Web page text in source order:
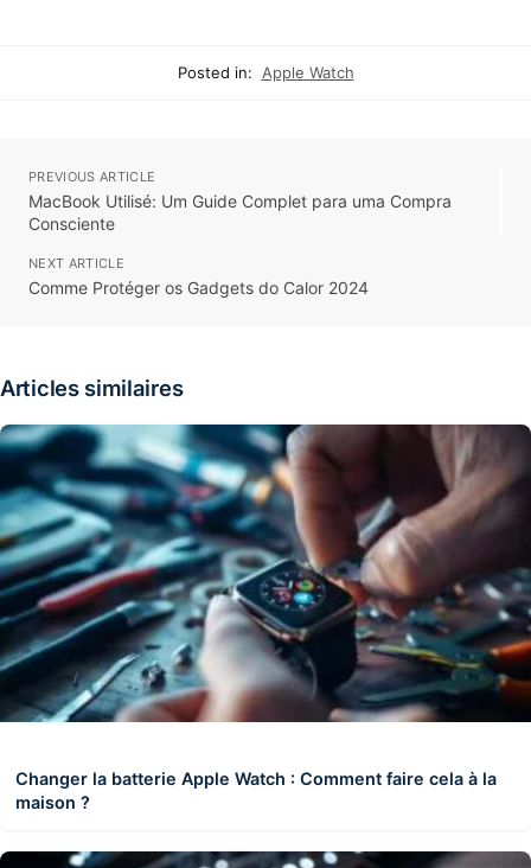
Posted in: Apple Watch
PREVIOUS ARTICLE
MacBook Utilisé: Um Guide Complet para uma Compra
Consciente
NEXT ARTICLE
Comme Protéger os Gadgets do Calor 2024
Articles similaires
Changer la batterie Apple Watch : Comment faire cela à la
maison ?